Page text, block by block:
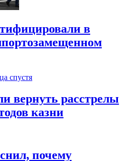
в
спустя
расстрелы
казни
почему